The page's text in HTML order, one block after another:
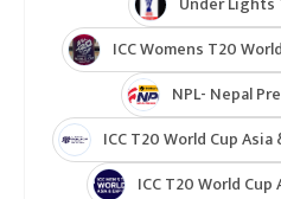
ICC Womens T20
NPL- Nepal
ICC T20 World Cup
ICC T20 World